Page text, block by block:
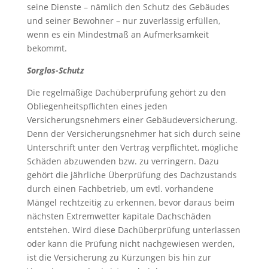
seine Dienste – nämlich den Schutz des Gebäudes
und seiner Bewohner – nur zuverlässig erfüllen,
wenn es ein Mindestmaß an Aufmerksamkeit
bekommt.
Sorglos-Schutz
Die regelmäßige Dachüberprüfung gehört zu den
Obliegenheitspflichten eines jeden
Versicherungsnehmers einer Gebäudeversicherung.
Denn der Versicherungsnehmer hat sich durch seine
Unterschrift unter den Vertrag verpflichtet, mögliche
Schäden abzuwenden bzw. zu verringern. Dazu
gehört die jährliche Überprüfung des Dachzustands
durch einen Fachbetrieb, um evtl. vorhandene
Mängel rechtzeitig zu erkennen, bevor daraus beim
nächsten Extremwetter kapitale Dachschäden
entstehen. Wird diese Dachüberprüfung unterlassen
oder kann die Prüfung nicht nachgewiesen werden,
ist die Versicherung zu Kürzungen bis hin zur